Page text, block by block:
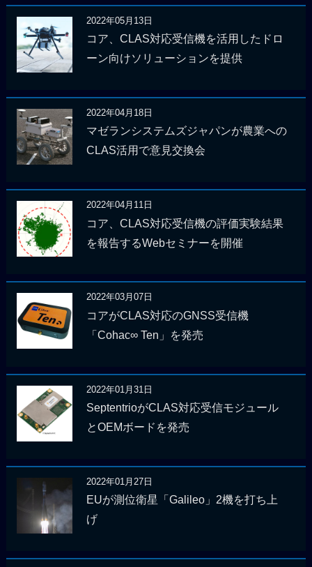
2022年05月13日
コア、CLAS対応受信機を活用したドロ
ーン向けソリューションを提供
2022年04月18日
マゼランシステムズジャパンが農業への
CLAS活用で意見交換会
2022年04月11日
コア、CLAS対応受信機の評価実験結果
を報告するWebセミナーを開催
2022年03月07日
コアがCLAS対応のGNSS受信機
「Cohac∞ Ten」を発売
2022年01月31日
SeptentrioがCLAS対応受信モジュール
とOEMボードを発売
2022年01月27日
EUが測位衛星「Galileo」2機を打ち上
げ